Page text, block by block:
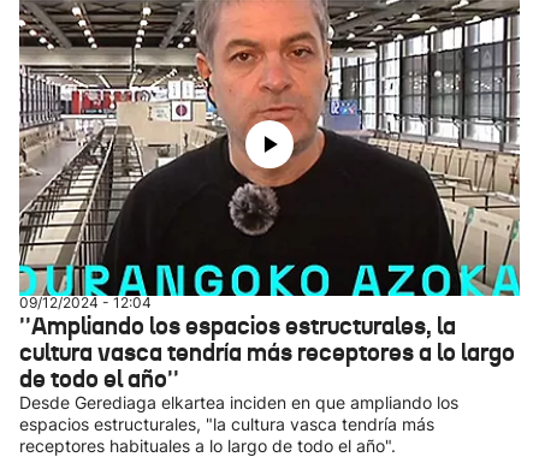
09/12/2024 - 12:04
''Ampliando los espacios estructurales, la
cultura vasca tendría más receptores a lo largo
de todo el año''
Desde Gerediaga elkartea inciden en que ampliando los
espacios estructurales, "la cultura vasca tendría más
receptores habituales a lo largo de todo el año".